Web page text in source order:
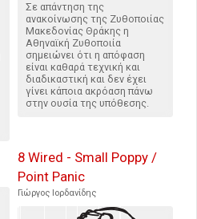
Σε απάντηση της
ανακοίνωσης της Ζυθοποιίας
Μακεδονίας Θράκης η
Αθηναϊκή Ζυθοποιία
σημειώνει ότι η απόφαση
είναι καθαρά τεχνική και
διαδικαστική και δεν έχει
γίνει κάποια ακρόαση πάνω
στην ουσία της υπόθεσης.
8 Wired - Small Poppy /
Point Panic
Γιώργος Ιορδανίδης